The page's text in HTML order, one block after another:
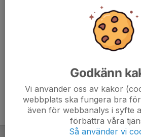
Godkänn
Vi använder oss av kakor
webbplats ska fungera bra
även för webbanalys i syfte
förbättra våra
Så använder vi